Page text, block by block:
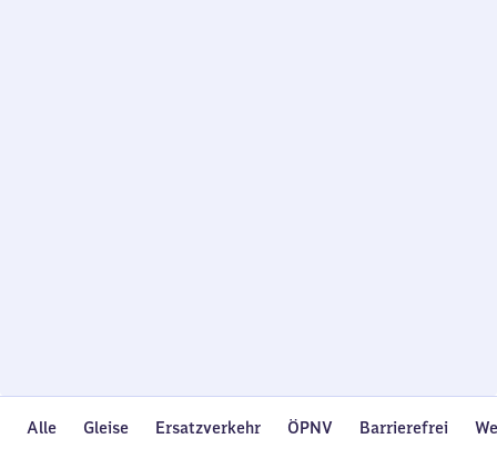
Alle Gleise Ersatzverkehr ÖPNV Barrierefrei